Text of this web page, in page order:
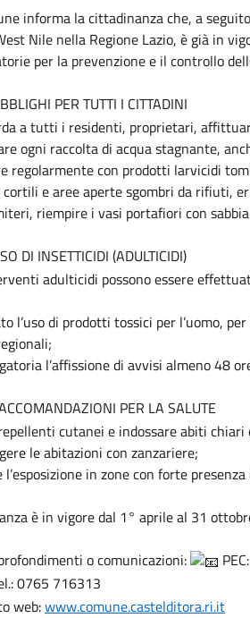
informa la cittadinanza che, a
Nile nella Regione Lazio, è già in
per la prevenzione e il controllo
PER TUTTI I CITTADINI
a tutti i residenti, proprietari,
ogni raccolta di acqua stagnante,
regolarmente con prodotti larvicidi
cortili e aree aperte sgombri da rifiuti,
riempire i vasi portafiori con
DI INSETTICIDI (ADULTICIDI)
adulticidi possono essere
l’uso di prodotti tossici per l’uomo,
l’affissione di avvisi almeno 48
PER LA SALUTE
cutanei e indossare abiti chiari
le abitazioni con zanzariere;
l’esposizione in zone con forte
è in vigore dal 1° aprile al 31
o comunicazioni:
0765 716313
web:www.comune.castelditora.ri.it